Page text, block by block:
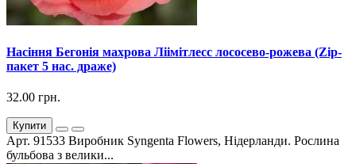
Насіння Бегонія махрова Ліімітлесс лососево-рожева (Zip-
пакет 5 нас. драже)
32.00 грн.
Купити
Арт. 91533 Виробник Syngenta Flowers, Нідерланди. Рослина
бульбова з велики...